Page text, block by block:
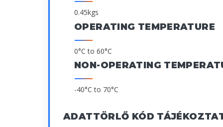
0.45kgs
OPERATING TEMPERATURE
0°C to 60°C
NON-OPERATING
-40°C to 70°C
ADATTÖRLŐ KÓD